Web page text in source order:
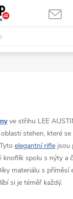
ve střihu LEE
stehen, které
elegantní rifle jsou
knoflík spolu s nýty a
materiálu s příměsí
si je téměř každý.